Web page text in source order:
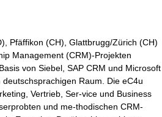
Pfäffikon (CH), Glattbrugg/Zürich (CH)
Management (CRM)-Projekten
von Siebel, SAP CRM und Microsoft
Raum. Die eC4u
Vertrieb, Ser-vice und Business
und me-thodischen CRM-